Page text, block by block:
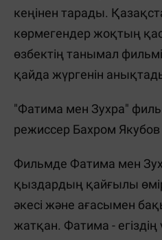
кеңінен тарады.
көрмегендер жоқтың
өзбектің танымал
қайда жүргенін
"Фатима мен Зухра"
режиссер Бахром Якубов
Фильмде Фатима мен
қыздардың қайғылы
әкесі және ағасымен
жатқан. Фатима - егіздің